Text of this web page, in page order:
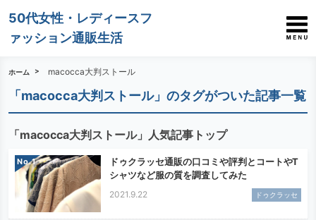
50代女性・レディースフ
ァッション通販生活
ホーム macocca大判ストール
「macocca大判ストール」のタグがついた記事一覧
「macocca大判ストール」人気記事トップ
No.
ドゥクラッセ通販の口コミや評判とコートやT
シャツなど服の質を調査してみた
2021.9.22 ドゥクラッセ